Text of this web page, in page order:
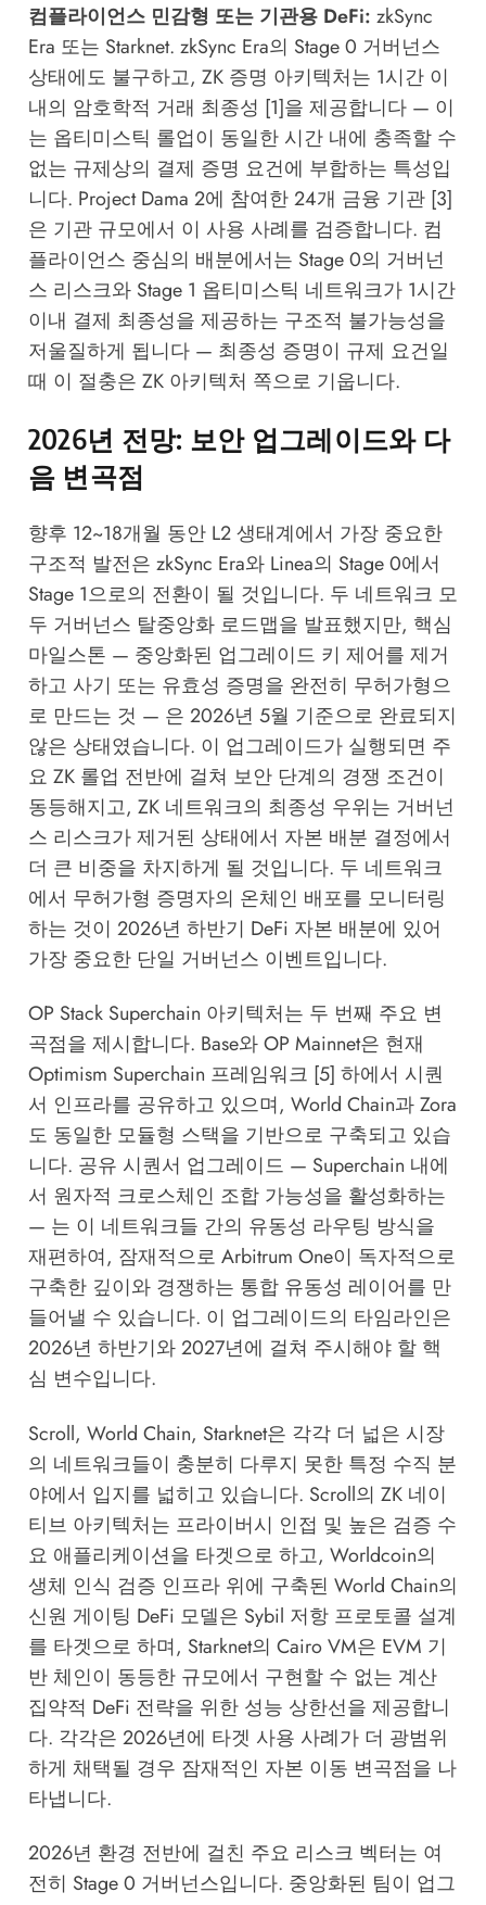
컴플라이언스 민감형 또는 기관용 DeFi: zkSync
Era 또는 Starknet. zkSync Era의 Stage 0 거버넌스
상태에도 불구하고, ZK 증명 아키텍처는 1시간 이
내의 암호학적 거래 최종성 [1]을 제공합니다 — 이
는 옵티미스틱 롤업이 동일한 시간 내에 충족할 수
없는 규제상의 결제 증명 요건에 부합하는 특성입
니다. Project Dama 2에 참여한 24개 금융 기관 [3]
은 기관 규모에서 이 사용 사례를 검증합니다. 컴
플라이언스 중심의 배분에서는 Stage 0의 거버넌
스 리스크와 Stage 1 옵티미스틱 네트워크가 1시간
이내 결제 최종성을 제공하는 구조적 불가능성을
저울질하게 됩니다 — 최종성 증명이 규제 요건일
때 이 절충은 ZK 아키텍처 쪽으로 기웁니다.
2026년 전망: 보안 업그레이드와 다
음 변곡점
향후 12~18개월 동안 L2 생태계에서 가장 중요한
구조적 발전은 zkSync Era와 Linea의 Stage 0에서
Stage 1으로의 전환이 될 것입니다. 두 네트워크 모
두 거버넌스 탈중앙화 로드맵을 발표했지만, 핵심
마일스톤 — 중앙화된 업그레이드 키 제어를 제거
하고 사기 또는 유효성 증명을 완전히 무허가형으
로 만드는 것 — 은 2026년 5월 기준으로 완료되지
않은 상태였습니다. 이 업그레이드가 실행되면 주
요 ZK 롤업 전반에 걸쳐 보안 단계의 경쟁 조건이
동등해지고, ZK 네트워크의 최종성 우위는 거버넌
스 리스크가 제거된 상태에서 자본 배분 결정에서
더 큰 비중을 차지하게 될 것입니다. 두 네트워크
에서 무허가형 증명자의 온체인 배포를 모니터링
하는 것이 2026년 하반기 DeFi 자본 배분에 있어
가장 중요한 단일 거버넌스 이벤트입니다.
OP Stack Superchain 아키텍처는 두 번째 주요 변
곡점을 제시합니다. Base와 OP Mainnet은 현재
Optimism Superchain 프레임워크 [5] 하에서 시퀀
서 인프라를 공유하고 있으며, World Chain과 Zora
도 동일한 모듈형 스택을 기반으로 구축되고 있습
니다. 공유 시퀀서 업그레이드 — Superchain 내에
서 원자적 크로스체인 조합 가능성을 활성화하는
— 는 이 네트워크들 간의 유동성 라우팅 방식을
재편하여, 잠재적으로 Arbitrum One이 독자적으로
구축한 깊이와 경쟁하는 통합 유동성 레이어를 만
들어낼 수 있습니다. 이 업그레이드의 타임라인은
2026년 하반기와 2027년에 걸쳐 주시해야 할 핵
심 변수입니다.
Scroll, World Chain, Starknet은 각각 더 넓은 시장
의 네트워크들이 충분히 다루지 못한 특정 수직 분
야에서 입지를 넓히고 있습니다. Scroll의 ZK 네이
티브 아키텍처는 프라이버시 인접 및 높은 검증 수
요 애플리케이션을 타겟으로 하고, Worldcoin의
생체 인식 검증 인프라 위에 구축된 World Chain의
신원 게이팅 DeFi 모델은 Sybil 저항 프로토콜 설계
를 타겟으로 하며, Starknet의 Cairo VM은 EVM 기
반 체인이 동등한 규모에서 구현할 수 없는 계산
집약적 DeFi 전략을 위한 성능 상한선을 제공합니
다. 각각은 2026년에 타겟 사용 사례가 더 광범위
하게 채택될 경우 잠재적인 자본 이동 변곡점을 나
타냅니다.
2026년 환경 전반에 걸친 주요 리스크 벡터는 여
전히 Stage 0 거버넌스입니다. 중앙화된 팀이 업그